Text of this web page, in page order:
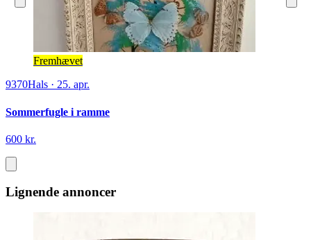
Fremhævet
9370Hals · 25. apr.
Sommerfugle i ramme
600 kr.
Lignende annoncer